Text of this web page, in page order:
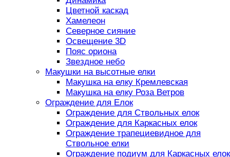
Цветной каскад
Хамелеон
Северное сияние
Освещение 3D
Пояс ориона
Звездное небо
Макушки на высотные елки
Макушка на елку Кремлевская
Макушка на елку Роза Ветров
Ограждение для Елок
Ограждение для Ствольных елок
Ограждение для Каркасных елок
Ограждение трапециевидное для
Ствольное елки
Ограждение подиум для Каркасных елок